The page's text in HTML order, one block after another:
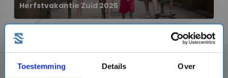
Toestemming Details Over
Herfstvakantie Zuid 2025
tuneToon filter Sorteren